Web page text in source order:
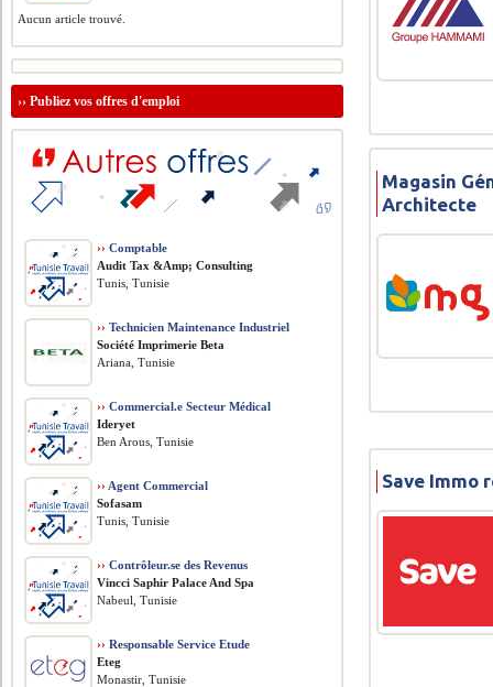
Magasin
Architecte
Save Immo
Aucun article trouvé.
››Publiez vos offres d'emploi
›› Comptable
Audit Tax &Amp; Consulting
Tunis, Tunisie
›› Technicien Maintenance Industriel
Société Imprimerie Beta
Ariana, Tunisie
›› Commercial.e Secteur Médical
Ideryet
Ben Arous, Tunisie
›› Agent Commercial
Sofasam
Tunis, Tunisie
›› Contrôleur.se des Revenus
Vincci Saphir Palace And Spa
Nabeul, Tunisie
›› Responsable Service Etude
Eteg
Monastir, Tunisie